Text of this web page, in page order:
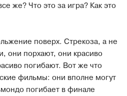
же? Что это за игра? Как это
поверх. Стрекоза, а не
они порхают, они красиво
погибают. Вот же что
фильмы: они вполне могут
погибает в финале